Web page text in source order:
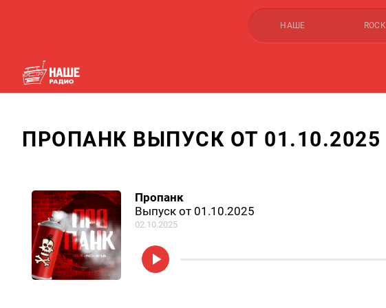
НАШЕ ROCK
ПРОПАНК ВЫПУСК ОТ 01.10.2025
Пропанк
Выпуск от 01.10.2025
02.10.2025